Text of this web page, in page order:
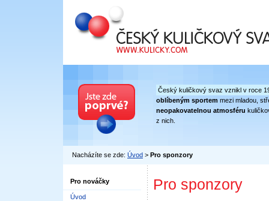
Český kuličkový svaz
Český kuličkový svaz vznikl v roce
oblíbeným sportem mezi mladou,
neopakovatelnou atmosféru
z nich.
Nacházíte se zde: Úvod > Pro sponzory
Pro nováčky
Úvod
Pro sponzory